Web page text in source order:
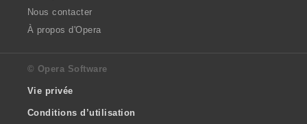
Nous contacter
À propos d'Opera
© Opera Software
Vie privée
Conditions d’utilisation